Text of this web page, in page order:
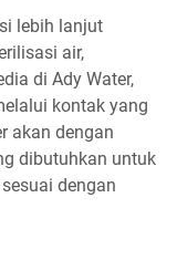
lebih lanjut
air,
di Ady Water,
kontak yang
akan dengan
dibutuhkan untuk
dengan